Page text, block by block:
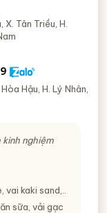
Tân Triều, H.
Hậu, H. Lý Nhân,
kinh nghiệm
kaki sand,..
sữa, vải gạc